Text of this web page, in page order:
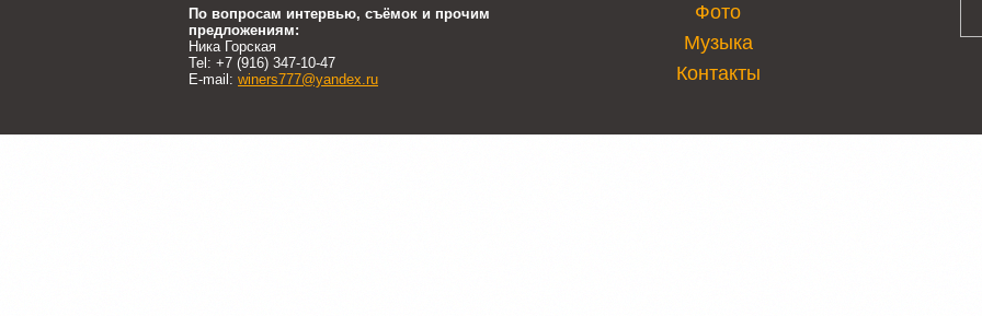
По вопросам интервью, съёмок и прочим
предложениям:
Ника Горская
Tel: +7 (916) 347-10-47
E-mail: winers777@yandex.ru
Фото
Музыка
Контакты